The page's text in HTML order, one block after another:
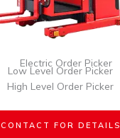
Electric Order Picker
Low Level Order Picker
High Level Order Picker
CONTACT FOR DETAILS